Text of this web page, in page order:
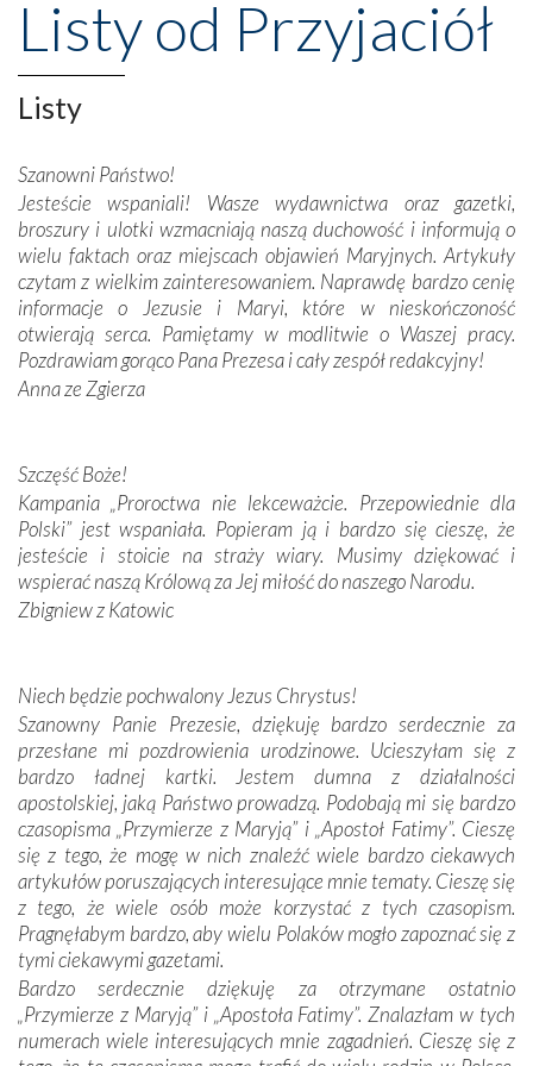
wznoszono na chwałę Bożą, na przykład – w podzięce za
Opatrznościową pomoc w wygranej bitwie o
niepodległość kraju. Zachwyt budziła potężna, a zarazem
misterna architektura tych monumentalnych dzieł,
wspaniałe zdobienia, dbałość ich twórców o detale,
budowniczych.
Podążyliśmy też śladami fatimskich wizjonerów – Łucji
dos Santos oraz świętych Hiacynty i Franciszka Marto.
Modliliśmy się przy ich grobach. Odprawiliśmy Drogę
Krzyżową w ich rodzinnych stronach, odwiedziliśmy
domy, w których żyli.
W miejscu objawień Matki Bożej zapaliliśmy świece
Podczas tej kilkudniowej wyprawy na każdym kroku
spotykaliśmy się z serdeczną otwartością
Portugalczyków. Podziwialiśmy ich ludową sztukę i
zwyczaje. Mimo że nasze kraje są od siebie bardzo
oddalone, w żaden sposób nie czuliśmy się obco.
Sprawiła to oczywiście sama Matka Boża, ale też
kulturowa bliskość biorąca swój początek w naszej
mieliśmy okazję przekonać się, że Maryja swoją opieką
otacza nie tylko nasz naród, lecz wszystkie nacje, które
się Jej ufnie oddają, a także każdą osobę, która zawierza
Jej siebie oraz swych bliskich.
Dzieje Portugalii to również historia wierności Bogu i
odstępstw, także w życiu władców. Trudne momenty w
wymiarze tak osobistym, jak i zbiorowym, przypominają o
konieczności ciągłego zabiegania o własną duszę i o łaskę
Opatrzności. Wierność przynosi pomyślność –
przynajmniej w życiu duchowym. Odstępstwo owocuje
nieszczęściem i śmiercią. Te uniwersalne prawdy
przychodziły na myśl, gdy słuchaliśmy opowieści
przewodników o portugalskich monarchach i wodzach,
Listy od Przyjaciół
Listy
Szanowni Państwo!
Jesteście wspaniali! Wasze wydawnictwa oraz gazetki,
broszury i ulotki wzmacniają naszą duchowość i informują o
wielu faktach oraz miejscach objawień Maryjnych. Artykuły
czytam z wielkim zainteresowaniem. Naprawdę bardzo cenię
informacje o Jezusie i Maryi, które w nieskończoność
otwierają serca. Pamiętamy w modlitwie o Waszej pracy.
Pozdrawiam gorąco Pana Prezesa i cały zespół redakcyjny!
Anna ze Zgierza
Szczęść Boże!
Kampania „Proroctwa nie lekceważcie. Przepowiednie dla
Polski” jest wspaniała. Popieram ją i bardzo się cieszę, że
jesteście i stoicie na straży wiary. Musimy dziękować i
wspierać naszą Królową za Jej miłość do naszego Narodu.
Zbigniew z Katowic
Niech będzie pochwalony Jezus Chrystus!
Szanowny Panie Prezesie, dziękuję bardzo serdecznie za
przesłane mi pozdrowienia urodzinowe. Ucieszyłam się z
bardzo ładnej kartki. Jestem dumna z działalności
apostolskiej, jaką Państwo prowadzą. Podobają mi się bardzo
czasopisma „Przymierze z Maryją” i „Apostoł Fatimy”. Cieszę
się z tego, że mogę w nich znaleźć wiele bardzo ciekawych
artykułów poruszających interesujące mnie tematy. Cieszę się
z tego, że wiele osób może korzystać z tych czasopism.
Pragnęłabym bardzo, aby wielu Polaków mogło zapoznać się z
tymi ciekawymi gazetami.
Bardzo serdecznie dziękuję za otrzymane ostatnio
„Przymierze z Maryją” i „Apostoła Fatimy”. Znalazłam w tych
numerach wiele interesujących mnie zagadnień. Cieszę się z